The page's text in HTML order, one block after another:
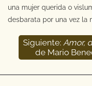
una mujer querida o
desbarata por una vez la
Siguiente: Amor,
de Mario